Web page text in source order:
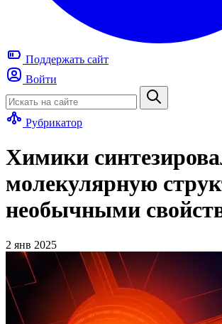
Поддержать сайт
Войти
Рубрикатор
Химики
молекулярную
необычными
2 янв 2025